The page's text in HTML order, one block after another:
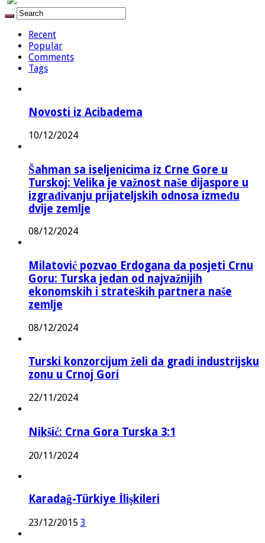
Recent
Popular
Comments
Tags
Novosti iz Acibadema
10/12/2024
Šahman sa iseljenicima iz Crne Gore u
Turskoj: Velika je važnost naše dijaspore u
izgrađivanju prijateljskih odnosa između
dvije zemlje
08/12/2024
Milatović pozvao Erdogana da posjeti Crnu
Goru: Turska jedan od najvažnijih
ekonomskih i strateških partnera naše
zemlje
08/12/2024
Turski konzorcijum želi da gradi industrijsku
zonu u Crnoj Gori
22/11/2024
Nikšić: Crna Gora Turska 3:1
20/11/2024
Karadağ-Türkiye İlişkileri
23/12/2015 3